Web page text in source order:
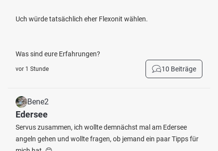
Uch würde tatsächlich eher Flexonit wählen.
Was sind eure Erfahrungen?
vor 1 Stunde 10 Beiträge
Bene2
Edersee
Servus zusammen, ich wollte demnächst mal am Edersee
angeln gehen und wollte fragen, ob jemand ein paar Tipps für